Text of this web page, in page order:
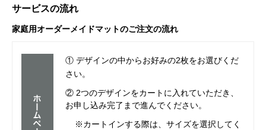
サービスの流れ
家庭用オーダーメイドマットのご注文の流れ
① デザインの中からお好みの2枚をお選びくだ
さい。
② 2つのデザインをカートに入れていただき、
お申し込み完了まで進んでください。
※カートインする際は、サイズを選択してく